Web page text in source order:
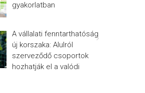
gyakorlatban
A vállalati fenntarthatóság
új korszaka: Alulról
szerveződő csoportok
hozhatják el a valódi